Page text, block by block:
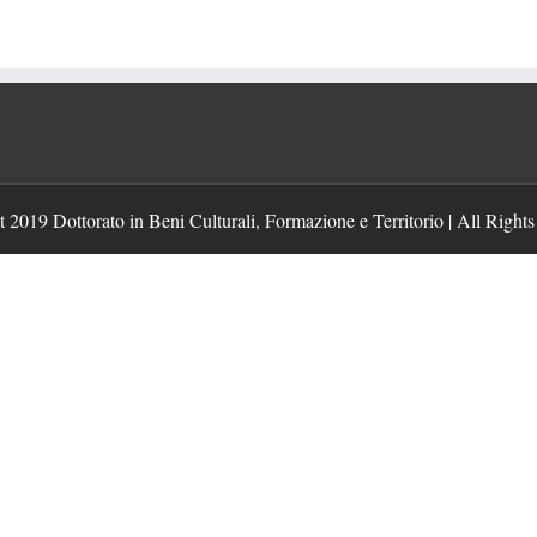
2019 Dottorato in Beni Culturali, Formazione e Territorio | All Rights